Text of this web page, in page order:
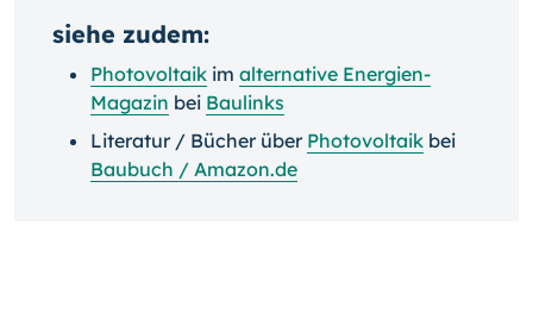
siehe zudem:
Photovoltaik im alternative Energien-
Magazin bei Baulinks
Literatur / Bücher über Photovoltaik bei
Baubuch / Amazon.de